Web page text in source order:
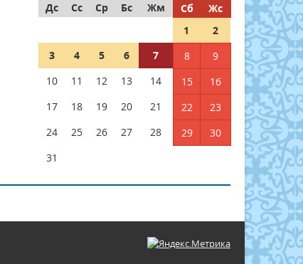
Дс
Сс Ср Бс Жм Сб
Жс
1
2
3
4 5 6 7 8
9
10
11 12 13 14 15
16
17
18 19 20 21 22
23
24
25 26 27 28 29
30
31